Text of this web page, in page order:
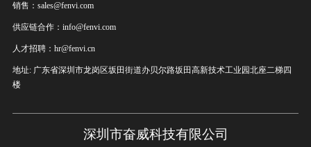
销售：sales@fenvi.com
供应链合作：info@fenvi.com
人才招聘：hr@fenvi.cn
地址: 广东省深圳市龙岗区坂田街道办贝尔路坂田高新技术工业园北座二梯四
楼
深圳市奋威科技有限公司